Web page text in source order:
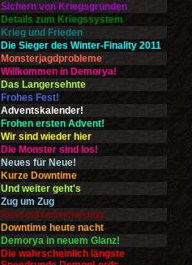
Sichern von Kriegsgründen
Details zum Kriegssystem
Krieg und Frieden
Die Sieger des Winter-Finality 2011
Monsterjagdprobleme
Willkommen in Demorya!
Das Langersehnte
Frohes Fest!
Adventskalender!
Frohen ersten Advent!
Wir sind wieder hier
Die Monster sind los!
Neues für Neue!
Kurze Downtime
Und weiter geht's
Zug um Zug
Ressourcensicherung
Downtime heute nacht
Demorya in neuem Glanz!
Die wahrscheinlich längste